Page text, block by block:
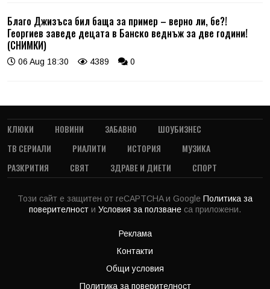
Благо Джизъса бил баща за пример – верно ли, бе?!
Георгиев заведе децата в Банско веднъж за две години!
(СНИМКИ)
06 Aug 18:30 4389 0
КЛЮКИ НОВИНИ ЗАБАВНО
ШОУБИЗНЕС
ТВ СЕРИАЛИ
РИАЛИТИ ИСТОРИЯ
МУЗИКА
РАЗКРИТИЯ
СВЯТ ЗДРАВЕ И ДИЕТИ СПОРТ
Този сайт е защитен от reCAPTCHA и Google Политика за
поверителност и Условия за ползване са приложени.
Реклама
Контакти
Общи условия
Политика за поверителност